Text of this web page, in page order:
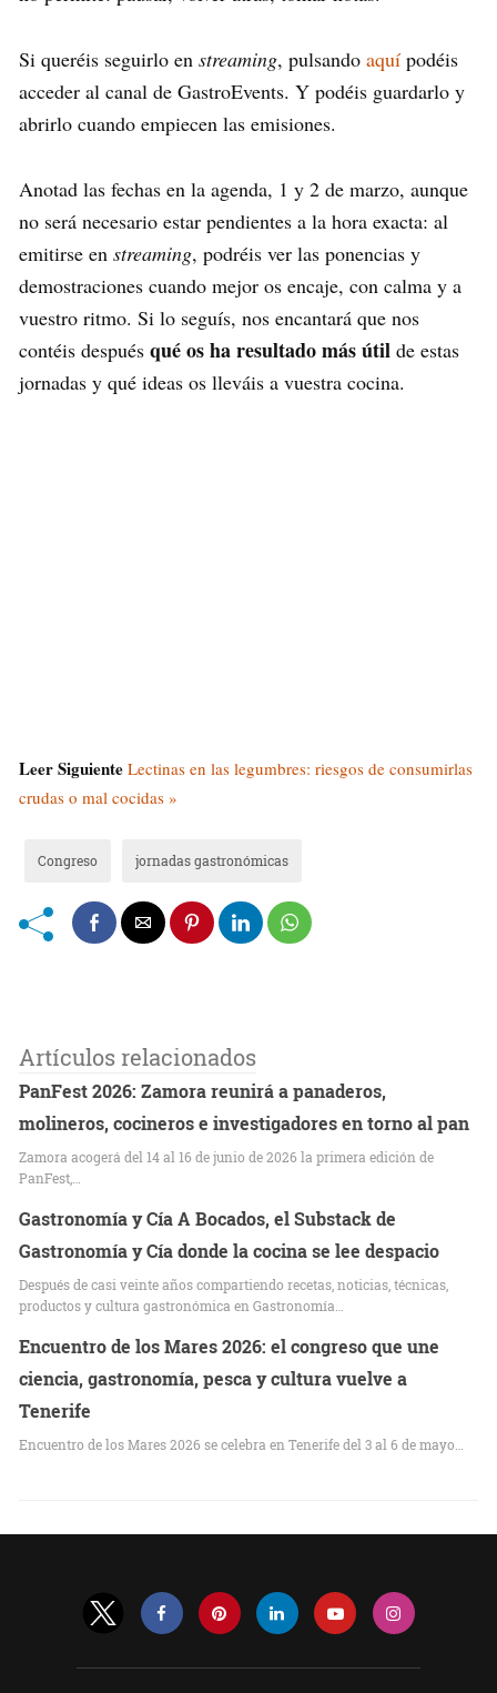
Si queréis seguirlo en streaming, pulsando aquí podéis
acceder al canal de GastroEvents. Y podéis guardarlo y
abrirlo cuando empiecen las emisiones.
Anotad las fechas en la agenda, 1 y 2 de marzo, aunque
no será necesario estar pendientes a la hora exacta: al
emitirse en streaming, podréis ver las ponencias y
demostraciones cuando mejor os encaje, con calma y a
vuestro ritmo. Si lo seguís, nos encantará que nos
contéis después qué os ha resultado más útil de estas
jornadas y qué ideas os lleváis a vuestra cocina.
Leer Siguiente Lectinas en las legumbres: riesgos de consumirlas
crudas o mal cocidas »
Congreso jornadas gastronómicas
Artículos relacionados
PanFest 2026: Zamora reunirá a panaderos,
molineros, cocineros e investigadores en torno al pan
Zamora acogerá del 14 al 16 de junio de 2026 la primera edición de
PanFest,…
Gastronomía y Cía A Bocados, el Substack de
Gastronomía y Cía donde la cocina se lee despacio
Después de casi veinte años compartiendo recetas, noticias, técnicas,
productos y cultura gastronómica en Gastronomía…
Encuentro de los Mares 2026: el congreso que une
ciencia, gastronomía, pesca y cultura vuelve a
Tenerife
Encuentro de los Mares 2026 se celebra en Tenerife del 3 al 6 de mayo…